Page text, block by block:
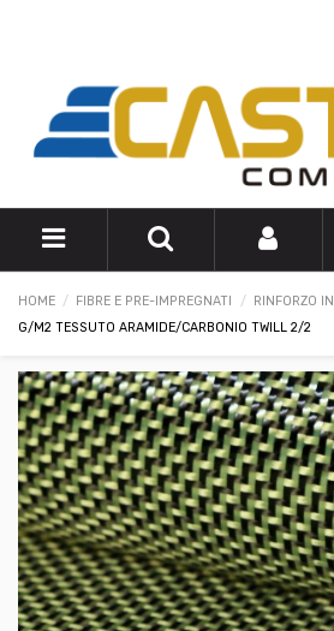
HOME FIBRE E PRE-IMPREGNATI RINFORZO
G/M2 TESSUTO ARAMIDE/CARBONIO TWILL 2/2